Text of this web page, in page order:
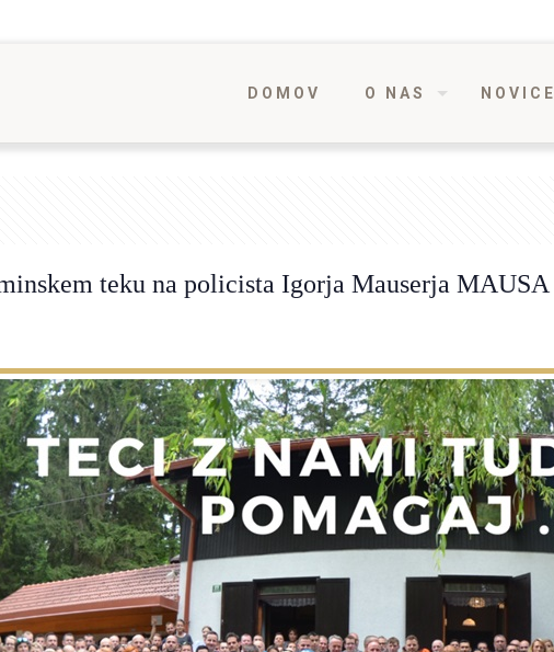
DOMOV O NAS NOVICE
teku na policista Igorja Mauserja MAUSA